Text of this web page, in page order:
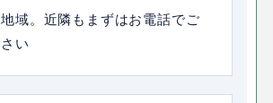
域。近隣もまずはお電話でご
い